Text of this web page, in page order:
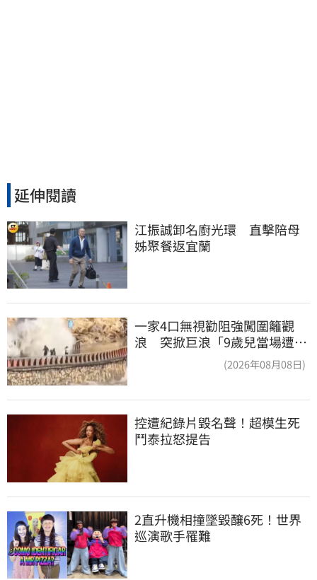
延伸閱讀
江振誠卸名廚光環　直擊陪母
姊聚餐返宜蘭
一家4口無視勸阻強闖圍籬觀
浪 突掀巨浪「9歲兒當場遭捲
(2026年08月08日)
控遭紀錄片毀名聲！超模生死
鬥泰拉怒提告
2直升機相撞墜毀釀6死！世界
巡演歌手罹難